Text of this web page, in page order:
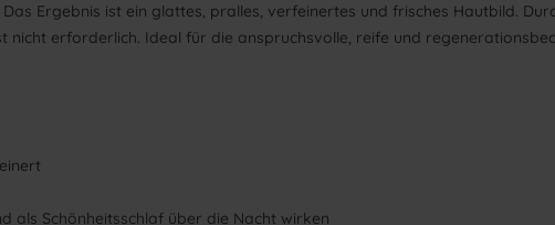
Ergebnis ist ein glattes, pralles, verfeinertes und frisches Hautbild.
nicht erforderlich. Ideal für die anspruchsvolle, reife und
als Schönheitsschlaf über die Nacht wirken